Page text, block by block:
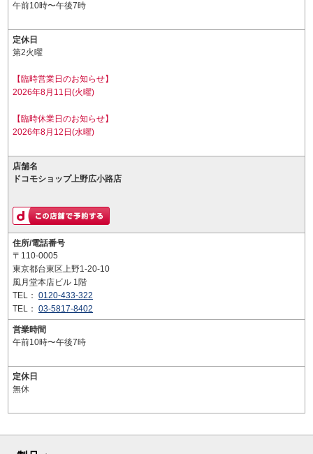
午前10時〜午後7時
定休日
第2火曜
【臨時営業日のお知らせ】
2026年8月11日(火曜)
【臨時休業日のお知らせ】
2026年8月12日(水曜)
店舗名
ドコモショップ上野広小路店
住所/電話番号
〒110-0005
東京都台東区上野1-20-10
風月堂本店ビル 1階
TEL： 0120-433-322
TEL： 03-5817-8402
営業時間
午前10時〜午後7時
定休日
無休